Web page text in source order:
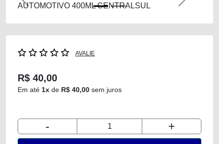
Previous Next
AVALIE
R$ 40,00
Em até 1x de R$ 40,00 sem juros
- +